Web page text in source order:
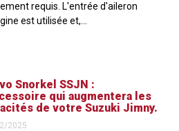
requis. L'entrée d'aileron
est utilisée et,...
Snorkel SSJN :
qui augmentera les
de votre Suzuki Jimny.
2025